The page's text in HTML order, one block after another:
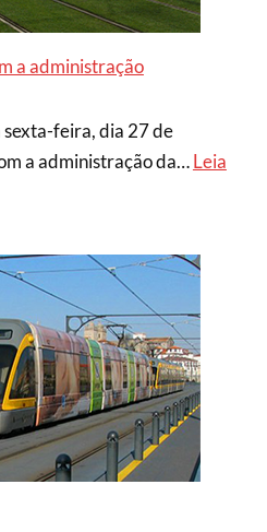
a administração
feira, dia 27 de
a administração da…Leia